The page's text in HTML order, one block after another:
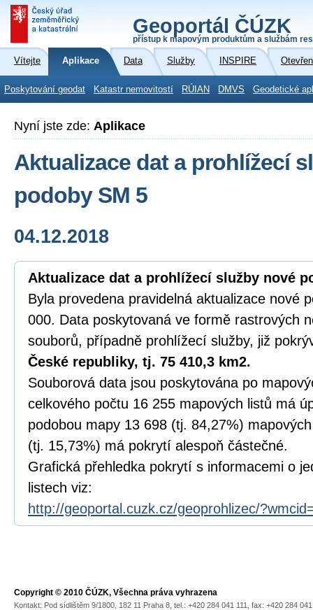
Geoportál ČÚZK
přístup k mapovým produktům a službám
Vítejte Aplikace Data Služby INSPIRE
Poskytování geodat Katastr nemovitostí RÚIAN DMVS Geodetické
Nyní jste zde: Aplikace
Aktualizace dat a prohlížecí
podoby SM 5
04.12.2018
Aktualizace dat a prohlížecí služby nové
Byla provedena pravidelná aktualizace nové
000. Data poskytovaná ve formě rastrových
souborů, případně prohlížecí služby, již
České republiky, tj. 75 410,3 km2.
Souborová data jsou poskytována po
celkového počtu 16 255 mapových listů má
podobou mapy 13 698 (tj. 84,27%)
(tj. 15,73%) má pokrytí alespoň částečné.
Grafická přehledka pokrytí s informacemi o
listech viz:
http://geoportal.cuzk.cz/geoprohlizec/
Copyright © 2010 ČÚZK, Všechna práva vyhrazena
Kontakt: Pod sídlištěm 9/1800, 182 11 Praha 8, tel.: +420 284 041 111, fax: +420 284